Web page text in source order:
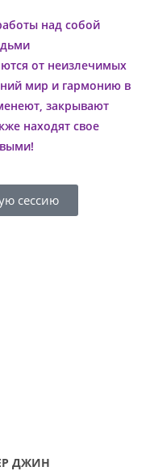
над собой
от неизлечимых
мир и гармонию в
закрывают
находят свое
сессию
ДЖИН